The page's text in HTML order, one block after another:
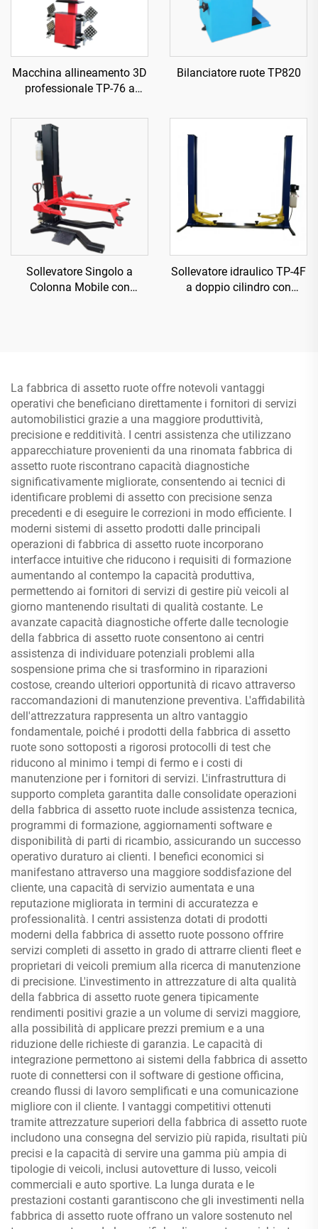
Macchina allineamento 3D
professionale TP-76 a
Bilanciatore ruote TP820
Sollevatore Singolo a
Colonna Mobile con
Sollevatore idraulico TP-4F
a doppio cilindro con
La fabbrica di assetto ruote offre notevoli vantaggi
operativi che beneficiano direttamente i fornitori di servizi
automobilistici grazie a una maggiore produttività,
precisione e redditività. I centri assistenza che utilizzano
apparecchiature provenienti da una rinomata fabbrica di
assetto ruote riscontrano capacità diagnostiche
significativamente migliorate, consentendo ai tecnici di
identificare problemi di assetto con precisione senza
precedenti e di eseguire le correzioni in modo efficiente. I
moderni sistemi di assetto prodotti dalle principali
operazioni di fabbrica di assetto ruote incorporano
interfacce intuitive che riducono i requisiti di formazione
aumentando al contempo la capacità produttiva,
permettendo ai fornitori di servizi di gestire più veicoli al
giorno mantenendo risultati di qualità costante. Le
avanzate capacità diagnostiche offerte dalle tecnologie
della fabbrica di assetto ruote consentono ai centri
assistenza di individuare potenziali problemi alla
sospensione prima che si trasformino in riparazioni
costose, creando ulteriori opportunità di ricavo attraverso
raccomandazioni di manutenzione preventiva. L'affidabilità
dell'attrezzatura rappresenta un altro vantaggio
fondamentale, poiché i prodotti della fabbrica di assetto
ruote sono sottoposti a rigorosi protocolli di test che
riducono al minimo i tempi di fermo e i costi di
manutenzione per i fornitori di servizi. L'infrastruttura di
supporto completa garantita dalle consolidate operazioni
della fabbrica di assetto ruote include assistenza tecnica,
programmi di formazione, aggiornamenti software e
disponibilità di parti di ricambio, assicurando un successo
operativo duraturo ai clienti. I benefici economici si
manifestano attraverso una maggiore soddisfazione del
cliente, una capacità di servizio aumentata e una
reputazione migliorata in termini di accuratezza e
professionalità. I centri assistenza dotati di prodotti
moderni della fabbrica di assetto ruote possono offrire
servizi completi di assetto in grado di attrarre clienti fleet e
proprietari di veicoli premium alla ricerca di manutenzione
di precisione. L'investimento in attrezzature di alta qualità
della fabbrica di assetto ruote genera tipicamente
rendimenti positivi grazie a un volume di servizi maggiore,
alla possibilità di applicare prezzi premium e a una
riduzione delle richieste di garanzia. Le capacità di
integrazione permettono ai sistemi della fabbrica di assetto
ruote di connettersi con il software di gestione officina,
creando flussi di lavoro semplificati e una comunicazione
migliore con il cliente. I vantaggi competitivi ottenuti
tramite attrezzature superiori della fabbrica di assetto ruote
includono una consegna del servizio più rapida, risultati più
precisi e la capacità di servire una gamma più ampia di
tipologie di veicoli, inclusi autovetture di lusso, veicoli
commerciali e auto sportive. La lunga durata e le
prestazioni costanti garantiscono che gli investimenti nella
fabbrica di assetto ruote offrano un valore sostenuto nel